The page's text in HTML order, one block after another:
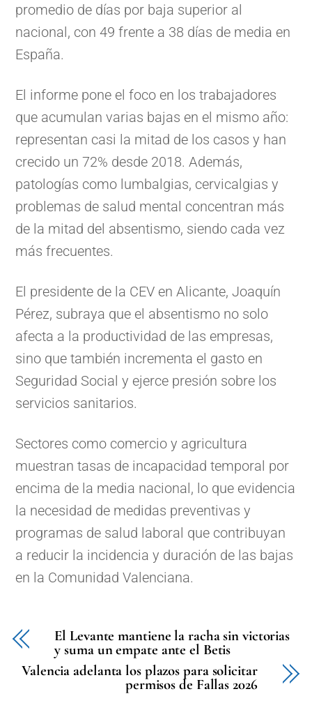
promedio de días por baja superior al
nacional, con 49 frente a 38 días de media en
España.
El informe pone el foco en los trabajadores
que acumulan varias bajas en el mismo año:
representan casi la mitad de los casos y han
crecido un 72% desde 2018. Además,
patologías como lumbalgias, cervicalgias y
problemas de salud mental concentran más
de la mitad del absentismo, siendo cada vez
más frecuentes.
El presidente de la CEV en Alicante, Joaquín
Pérez, subraya que el absentismo no solo
afecta a la productividad de las empresas,
sino que también incrementa el gasto en
Seguridad Social y ejerce presión sobre los
servicios sanitarios.
Sectores como comercio y agricultura
muestran tasas de incapacidad temporal por
encima de la media nacional, lo que evidencia
la necesidad de medidas preventivas y
programas de salud laboral que contribuyan
a reducir la incidencia y duración de las bajas
en la Comunidad Valenciana.
El Levante mantiene la racha sin victorias
y suma un empate ante el Betis
Valencia adelanta los plazos para solicitar
permisos de Fallas 2026